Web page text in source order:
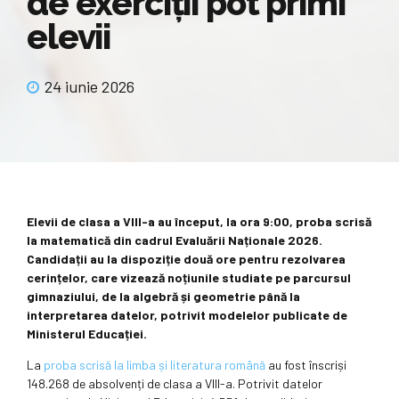
elevii
24 iunie 2026
Elevii de clasa a VIII-a au început, la ora 9:00, proba scrisă
la matematică din cadrul Evaluării Naționale 2026.
Candidații au la dispoziție două ore pentru rezolvarea
cerințelor, care vizează noțiunile studiate pe parcursul
gimnaziului, de la algebră și geometrie până la
interpretarea datelor, potrivit modelelor publicate de
Ministerul Educației.
La proba scrisă la limba și literatura română au fost înscriși
148.268 de absolvenți de clasa a VIII-a. Potrivit datelor